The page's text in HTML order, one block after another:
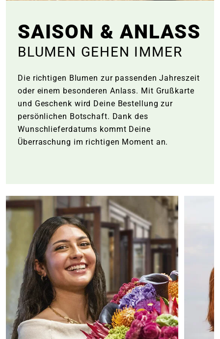
SAISON & ANLASS
BLUMEN GEHEN IMMER
Die richtigen Blumen zur passenden Jahreszeit
oder einem besonderen Anlass. Mit Grußkarte
und Geschenk wird Deine Bestellung zur
persönlichen Botschaft. Dank des
Wunschlieferdatums kommt Deine
Überraschung im richtigen Moment an.